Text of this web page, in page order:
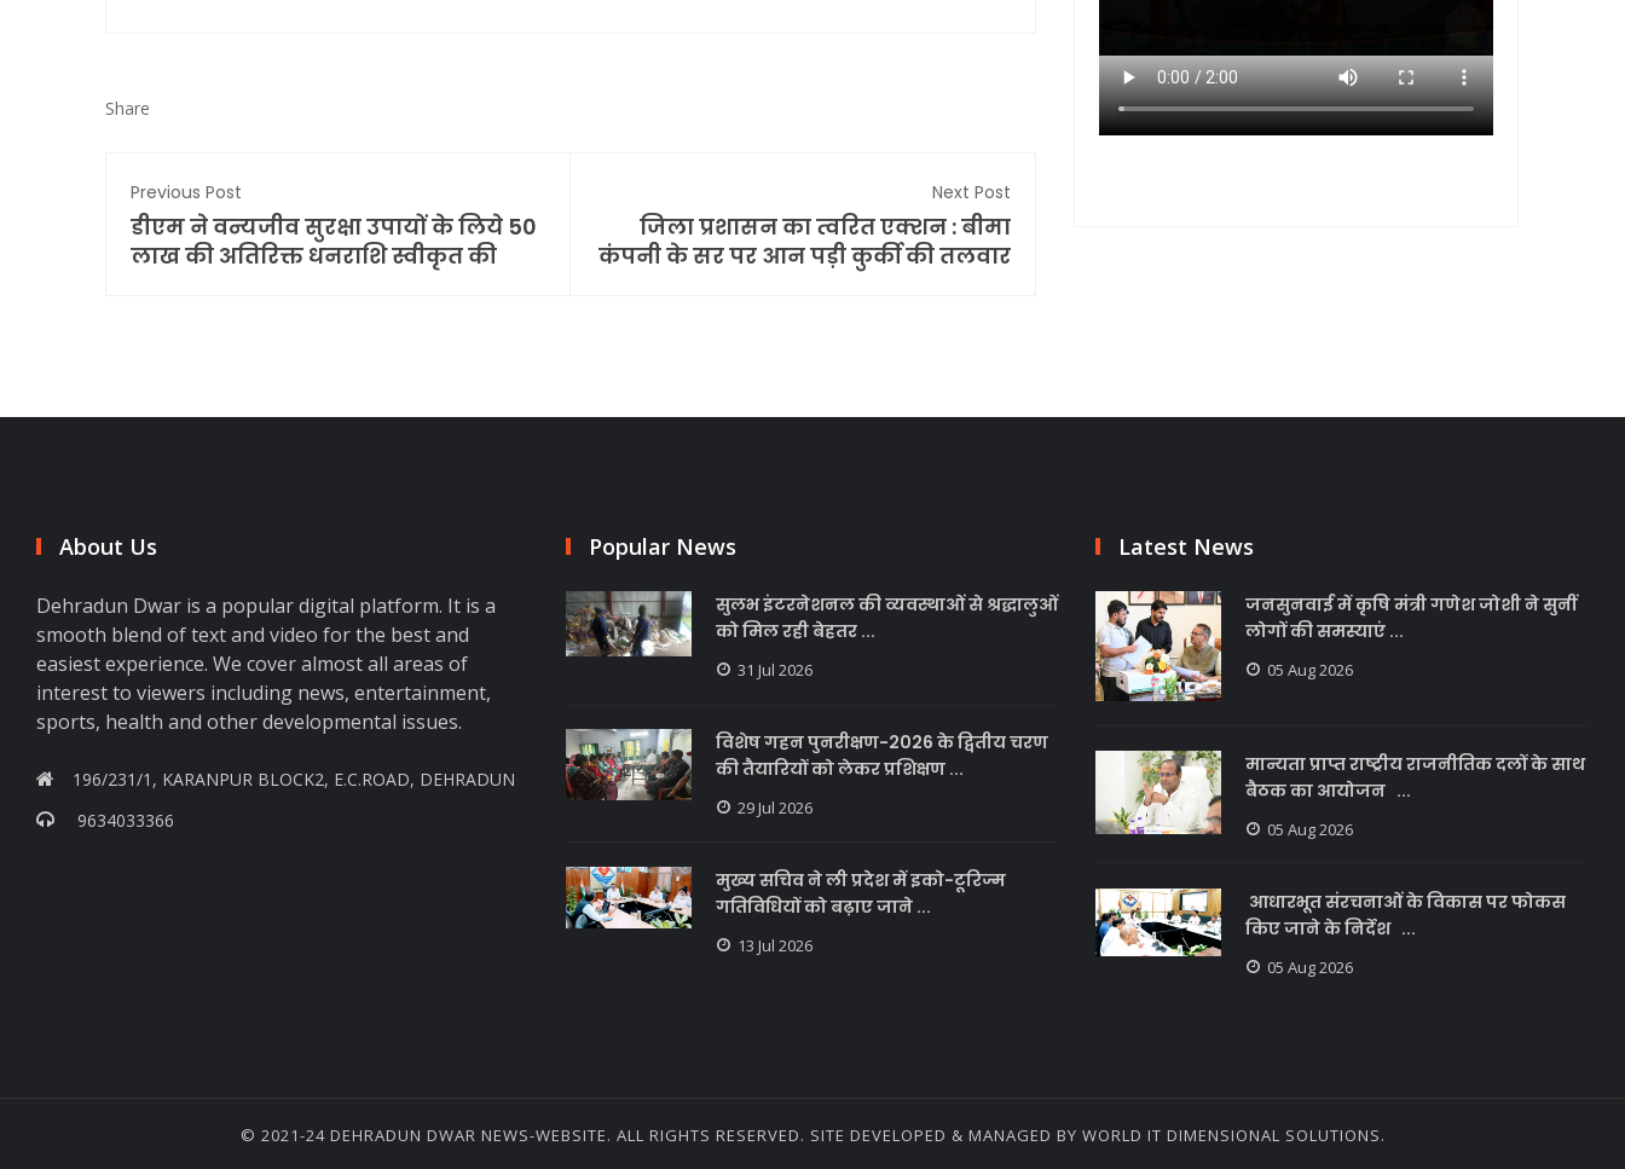
Share
Previous Post
डीएम ने वन्यजीव सुरक्षा उपायों के लिये 50
लाख की अतिरिक्त धनराशि स्वीकृत की
Next Post
जिला प्रशासन का त्वरित एक्शन : बीमा
कंपनी के सर पर आन पड़ी कुर्की की तलवार
About Us
Dehradun Dwar is a popular digital platform. It is a
smooth blend of text and video for the best and
easiest experience. We cover almost all areas of
interest to viewers including news, entertainment,
sports, health and other developmental issues.
196/231/1, KARANPUR BLOCK2, E.C.ROAD, DEHRADUN
9634033366
Popular News
सुलभ इंटरनेशनल की व्यवस्थाओं से श्रद्धालुओं
को मिल रही बेहतर ...
31 Jul 2026
विशेष गहन पुनरीक्षण-2026 के द्वितीय चरण
की तैयारियों को लेकर प्रशिक्षण ...
29 Jul 2026
मुख्य सचिव ने ली प्रदेश में इको-टूरिज्म
गतिविधियों को बढ़ाए जाने ...
13 Jul 2026
Latest News
जनसुनवाई में कृषि मंत्री गणेश जोशी ने सुनीं
लोगों की समस्याएं ...
05 Aug 2026
मान्यता प्राप्त राष्ट्रीय राजनीतिक दलों के साथ
बैठक का आयोजन ...
05 Aug 2026
आधारभूत संरचनाओं के विकास पर फोकस
किए जाने के निर्देश ...
05 Aug 2026
© 2021-24 DEHRADUN DWAR NEWS-WEBSITE. ALL RIGHTS RESERVED. SITE DEVELOPED & MANAGED BY WORLD IT DIMENSIONAL SOLUTIONS.